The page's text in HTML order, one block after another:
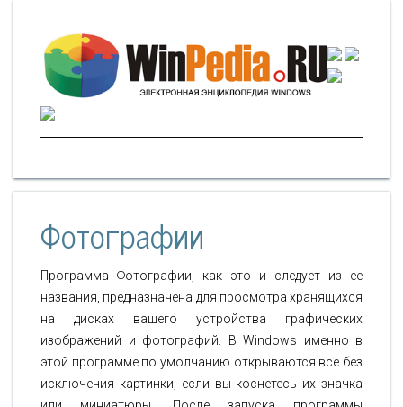
Фотографии
Программа Фотографии, как это и следует из ее
названия, предназначена для просмотра хранящихся
на дисках вашего устройства графических
изображений и фотографий. В Windows именно в
этой программе по умолчанию открываются все без
исключения картинки, если вы коснетесь их значка